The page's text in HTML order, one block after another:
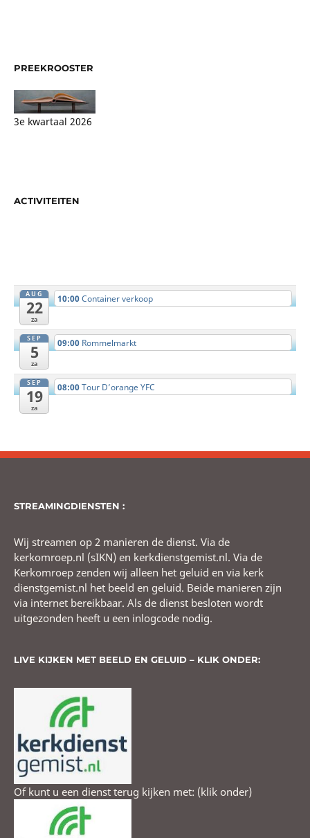
PREEKROOSTER
3e kwartaal 2026
ACTIVITEITEN
AUG
22
za
10:00Container verkoop
SEP
5
za
09:00 Rommelmarkt
SEP
19
za
08:00Tour D’orange YFC
STREAMINGDIENSTEN :
Wij streamen op 2 manieren de dienst. Via de
kerkomroep.nl (sIKN) en kerkdienstgemist.nl. Via de
Kerkomroep zenden wij alleen het geluid en via kerk
dienstgemist.nl het beeld en geluid. Beide manieren zijn
via internet bereikbaar. Als de dienst besloten wordt
uitgezonden heeft u een inlogcode nodig.
LIVE KIJKEN MET BEELD EN GELUID – KLIK ONDER:
Of kunt u een dienst terug kijken met: (klik onder)